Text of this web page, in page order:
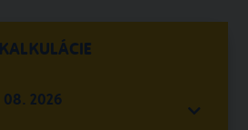
KALKULÁCIE
08. 2026